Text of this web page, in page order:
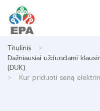
content
Titulinis >
Dažniausiai užduodami
(DUK)
> Kur priduoti seną